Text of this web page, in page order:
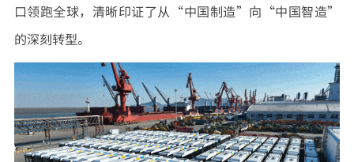
口领跑全球，清晰印证了从“中国制造”向“中国智造”
的深刻转型。